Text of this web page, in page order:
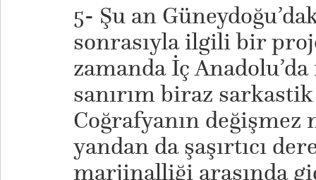
5- Şu an
sonrasıyla ilgili bir
zamanda İç
sanırım biraz
Coğrafyanın değişmez
yandan da şaşırtıcı
marjinalliği arasında